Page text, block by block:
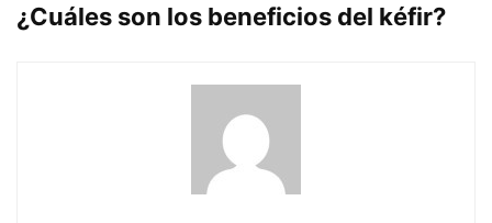
¿Cuáles son los beneficios del kéfir?